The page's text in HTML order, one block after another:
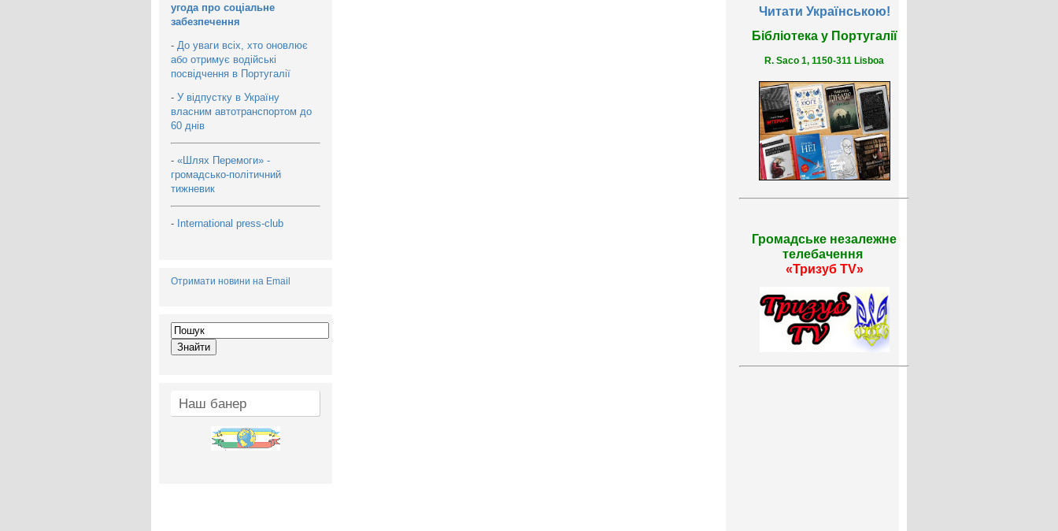
угода про соціальне
забезпечення
- До уваги всіх, хто оновлює
або отримує водійські
посвідчення в Португалії
- У відпустку в Україну
власним автотранспортом до
60 днів
- «Шлях Перемоги» -
громадсько-політичний
тижневик
- International press-club
Отримати новини на Email
Наш банер
Читати Українською!
Бібліотека у Португалії
R. Saco 1, 1150-311 Lisboa
Громадське незалежне
телебачення
«Тризуб TV»